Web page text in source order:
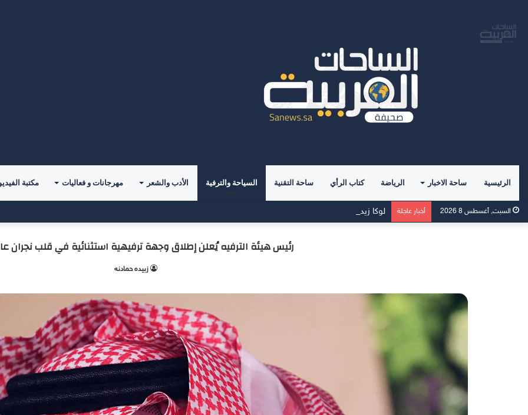
الرئيسية ساحة الاخبار الرياضة كتاب الرأي ساحة التقنية السياحة والترفية الأدب والشعر مهرجانات و فعاليات مكتبة
السبت, أغسطس 8 2026 أخبار عاجلة لوكا زيدان يطوي صفحة غرناطة ويبدأ تحدياً جديداً مع ليغانيس
رئيس هيئة الترفيه يُعلن إطلاق وجهة ترفيهية استثنائية في قلب نجران عام
زبيده حمادنه